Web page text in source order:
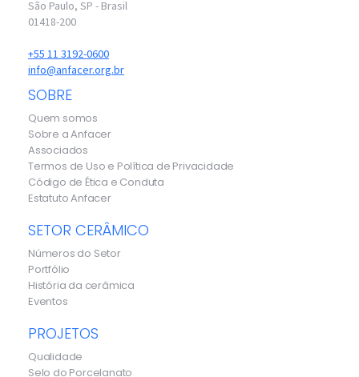
São Paulo, SP - Brasil
01418-200
+55 11 3192-0600
info@anfacer.org.br
SOBRE
Quem somos
Sobre a Anfacer
Associados
Termos de Uso e Política de Privacidade
Código de Ética e Conduta
Estatuto Anfacer
SETOR CERÂMICO
Números do Setor
Portfólio
História da cerâmica
Eventos
PROJETOS
Qualidade
Selo do Porcelanato